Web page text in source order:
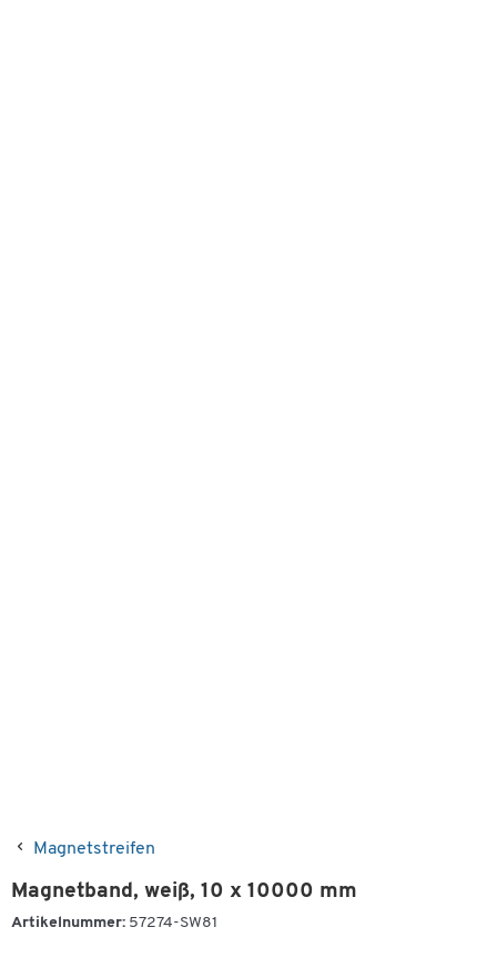
Magnetstreifen
Magnetband, weiß, 10 x 10000 mm
Artikelnummer: 57274-SW81